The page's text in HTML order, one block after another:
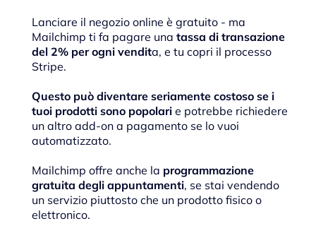
Lanciare il negozio online è gratuito - ma
Mailchimp ti fa pagare una tassa di transazione
del 2% per ogni vendita, e tu copri il processo
Stripe.
Questo può diventare seriamente costoso se i
tuoi prodotti sono popolari e potrebbe richiedere
un altro add-on a pagamento se lo vuoi
automatizzato.
Mailchimp offre anche la programmazione
gratuita degli appuntamenti, se stai vendendo
un servizio piuttosto che un prodotto fisico o
elettronico.